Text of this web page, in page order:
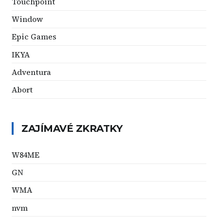
Window
Epic Games
IKYA
Adventura
Abort
ZAJÍMAVÉ ZKRATKY
W84ME
GN
WMA
nvm